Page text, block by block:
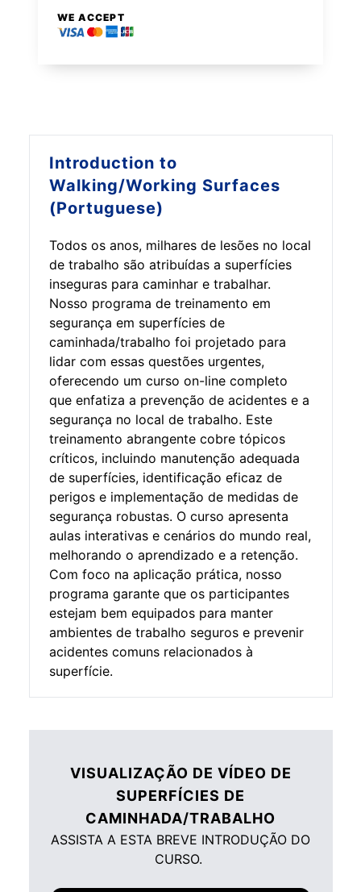
Introduction to
Walking/Working Surfaces
(Portuguese)
Todos os anos, milhares de lesões no local
de trabalho são atribuídas a superfícies
inseguras para caminhar e trabalhar.
Nosso programa de treinamento em
segurança em superfícies de
caminhada/trabalho foi projetado para
lidar com essas questões urgentes,
oferecendo um curso on-line completo
que enfatiza a prevenção de acidentes e a
segurança no local de trabalho. Este
treinamento abrangente cobre tópicos
críticos, incluindo manutenção adequada
de superfícies, identificação eficaz de
perigos e implementação de medidas de
segurança robustas. O curso apresenta
aulas interativas e cenários do mundo real,
melhorando o aprendizado e a retenção.
Com foco na aplicação prática, nosso
programa garante que os participantes
estejam bem equipados para manter
ambientes de trabalho seguros e prevenir
acidentes comuns relacionados à
superfície.
VISUALIZAÇÃO DE VÍDEO DE
SUPERFÍCIES DE
CAMINHADA/TRABALHO
ASSISTA A ESTA BREVE INTRODUÇÃO DO
CURSO.
WE ACCEPT